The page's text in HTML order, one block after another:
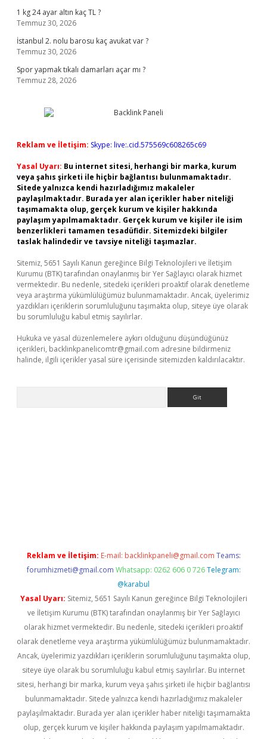
1 kg 24 ayar altın kaç TL ?
Temmuz 30, 2026
İstanbul 2. nolu barosu kaç avukat var ?
Temmuz 30, 2026
Spor yapmak tıkalı damarları açar mı ?
Temmuz 28, 2026
Reklam ve İletişim: Skype: live:.cid.575569c608265c69
Yasal Uyarı: Bu internet sitesi, herhangi bir marka, kurum
veya şahıs şirketi ile hiçbir bağlantısı bulunmamaktadır.
Sitede yalnızca kendi hazırladığımız makaleler
paylaşılmaktadır. Burada yer alan içerikler haber niteliği
taşımamakta olup, gerçek kurum ve kişiler hakkında
paylaşım yapılmamaktadır. Gerçek kurum ve kişiler ile isim
benzerlikleri tamamen tesadüfidir. Sitemizdeki bilgiler
taslak halindedir ve tavsiye niteliği taşımazlar.
Sitemiz, 5651 Sayılı Kanun gereğince Bilgi Teknolojileri ve İletişim
Kurumu (BTK) tarafından onaylanmış bir Yer Sağlayıcı olarak hizmet
vermektedir. Bu nedenle, sitedeki içerikleri proaktif olarak denetleme
veya araştırma yükümlülüğümüz bulunmamaktadır. Ancak, üyelerimiz
yazdıkları içeriklerin sorumluluğunu taşımakta olup, siteye üye olarak
bu sorumluluğu kabul etmiş sayılırlar.
Hukuka ve yasal düzenlemelere aykırı olduğunu düşündüğünüz
içerikleri, backlinkpanelicomtr@gmail.com adresine bildirmeniz
halinde, ilgili içerikler yasal süre içerisinde sitemizden kaldırılacaktır.
Reklam ve İletişim: E-mail: backlinkpaneli@gmail.com Teams:
forumhizmeti@gmail.com Whatsapp: 0262 606 0 726 Telegram:
@karabul
Yasal Uyarı: Sitemiz, 5651 Sayılı Kanun gereğince Bilgi Teknolojileri
ve İletişim Kurumu (BTK) tarafından onaylanmış bir Yer Sağlayıcı
olarak hizmet vermektedir. Bu nedenle, sitedeki içerikleri proaktif
olarak denetleme veya araştırma yükümlülüğümüz bulunmamaktadır.
Ancak, üyelerimiz yazdıkları içeriklerin sorumluluğunu taşımakta olup,
siteye üye olarak bu sorumluluğu kabul etmiş sayılırlar. Bu internet
sitesi, herhangi bir marka, kurum veya şahıs şirketi ile hiçbir bağlantısı
bulunmamaktadır. Sitede yalnızca kendi hazırladığımız makaleler
paylaşılmaktadır. Burada yer alan içerikler haber niteliği taşımamakta
olup, gerçek kurum ve kişiler hakkında paylaşım yapılmamaktadır.